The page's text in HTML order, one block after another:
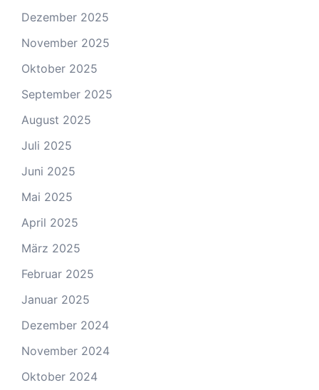
Dezember 2025
November 2025
Oktober 2025
September 2025
August 2025
Juli 2025
Juni 2025
Mai 2025
April 2025
März 2025
Februar 2025
Januar 2025
Dezember 2024
November 2024
Oktober 2024